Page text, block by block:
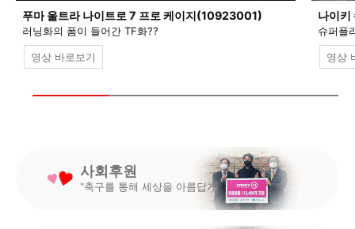
푸마 울트라 나이트로 7 프로 케이지(10923001)
러닝화의 폼이 들어간 TF화??
영상 바로보기
나이
슈퍼플
영상
사회후원
"축구를 통해 세상을 아름답게"